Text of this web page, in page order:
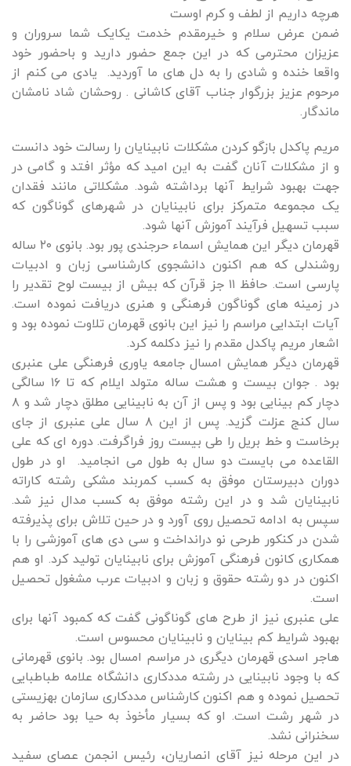
هرچه داریم از لطف و کرم اوست
ضمن عرض سلام و خیرمقدم خدمت یکایک شما سروران و
عزیزان محترمی که در این جمع حضور دارید و باحضور خود
واقعا خنده و شادی را به دل های ما آوردید. یادی می کنم از
مرحوم عزیز بزرگوار جناب آقای کاشانی . روحشان شاد نامشان
ماندگار.
مریم پاکدل بازگو کردن مشکلات نابینایان را رسالت خود دانست
و از مشکلات آنان گفت به این امید که مؤثر افتد و گامی در
جهت بهبود شرایط آنها برداشته شود. مشکلاتی مانند فقدان
یک مجموعه متمرکز برای نابینایان در شهرهای گوناگون که
سبب تسهیل فرآیند آموزش آنها شود.
قهرمان دیگر این همایش اسماء حرجندی پور بود. بانوی ۲۰ ساله
روشندلی که هم اکنون دانشجوی کارشناسی زبان و ادبیات
پارسی است. حافظ ۱۱ جز قرآن که بیش از بیست لوح تقدیر را
در زمینه های گوناگون فرهنگی و هنری دریافت نموده است.
آیات ابتدایی مراسم را نیز این بانوی قهرمان تلاوت نموده بود و
اشعار مریم پاکدل مقدم را نیز دکلمه کرد.
قهرمان دیگر همایش امسال جامعه یاوری فرهنگی علی عنبری
بود . جوان بیست و هشت ساله متولد ایلام که تا ۱۶ سالگی
دچار کم بینایی بود و پس از آن به نابینایی مطلق دچار شد و ۸
سال کنج عزلت گزید. پس از این ۸ سال علی عنبری از جای
برخاست و خط بریل را طی بیست روز فراگرفت. دوره ای که علی
القاعده می بایست دو سال به طول می انجامید. او در طول
دوران دبیرستان موفق به کسب کمربند مشکی رشته کاراته
نابینایان شد و در این رشته موفق به کسب مدال نیز شد.
سپس به ادامه تحصیل روی آورد و در حین تلاش برای پذیرفته
شدن در کنکور طرحی نو درانداخت و سی دی های آموزشی را با
همکاری کانون فرهنگی آموزش برای نابینایان تولید کرد. او هم
اکنون در دو رشته حقوق و زبان و ادبیات عرب مشغول تحصیل
است.
علی عنبری نیز از طرح های گوناگونی گفت که کمبود آنها برای
بهبود شرایط کم بینایان و نابینایان محسوس است.
هاجر اسدی قهرمان دیگری در مراسم امسال بود. بانوی قهرمانی
که با وجود نابینایی در رشته مددکاری دانشگاه علامه طباطبایی
تحصیل نموده و هم اکنون کارشناس مددکاری سازمان بهزیستی
در شهر رشت است. او که بسیار مأخوذ به حیا بود حاضر به
سخنرانی نشد.
در این مرحله نیز آقای انصاریان، رئیس انجمن عصای سفید